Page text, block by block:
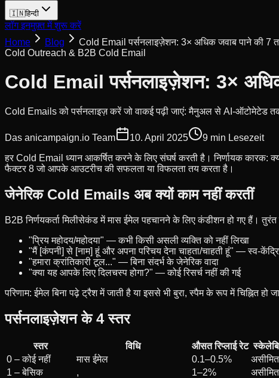
🇮🇳हिन्दी
लॉग इनमुफ़्त में शुरू करें
Home
Blog
Cold Email पर्सनलाइज़ेशन: 3× अधिक जवाब पाने की 7
Cold Outreach & B2B Cold Email
Cold Email पर्सनलाइज़ेशन: 3×
Cold Emails को पर्सनलाइज़ करें जो वाकई पढ़ी जाएं: मैनुअल से AI-ऑटोमेटेड
Das anicampaign.io Team 10. April 2025 9 min Lesezeit
हर Cold Email ध्यान आकर्षित करने के लिए संघर्ष करती है। निर्णायक कारक:
फैक्टर 8 जो आपके आउटरीच की सफलता या विफलता तय करता है।
जेनेरिक Cold Emails अब क्यों काम नहीं करतीं
B2B निर्णयकर्ता मिलीसेकंड में मास ईमेल पहचानने के लिए कंडीशन हो गए हैं।
"प्रिय महोदय/महोदया" — कभी किसी असली व्यक्ति को नहीं लिखा
"मैं [कंपनी] से [नाम] हूं और अपना परिचय देना चाहता/चाहती हूं" — स्व-
"हमारा क्रांतिकारी टूल..." — बिना संदर्भ के जेनेरिक वादा
"क्या यह आपके लिए दिलचस्प होगा?" — कोई रिसर्च नहीं की गई
परिणाम: ईमेल बिना पढ़े ट्रैश में जाती है या इससे भी बुरा, स्पैम के रूप में चिह्नित हो
पर्सनलाइज़ेशन के 4 स्तर
स्तर विधि औसत रिप्लाई रेट
0 – कोई नहीं
मास ईमेल 0.1–0.5%
असीमित
1 – बेसिक
, 1–2%
असीमित